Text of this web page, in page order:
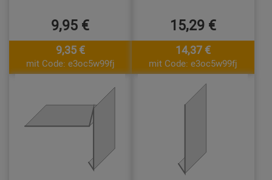
9,95 €
9,35 €
mit Code: e3oc5w99fj
15,29 €
14,37 €
mit Code: e3oc5w99fj